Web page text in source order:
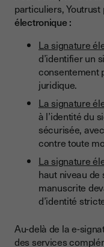
particuliers, Youtrust
électronique :
La signature
d’identifier un
consentement
juridique.
La signature
à l’identité du
sécurisée,
contre toute
La signature
haut niveau
manuscrite
d’identité
Au-delà de la e-
des services